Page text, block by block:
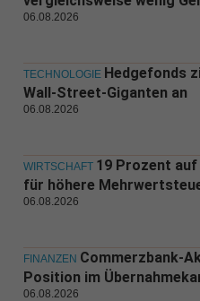
06.08.2026
TECHNOLOGIE Hedgefonds
Wall-Street-Giganten an
06.08.2026
WIRTSCHAFT 19 Prozent
für höhere
06.08.2026
FINANZEN Commerzbank-
Position im
06.08.2026